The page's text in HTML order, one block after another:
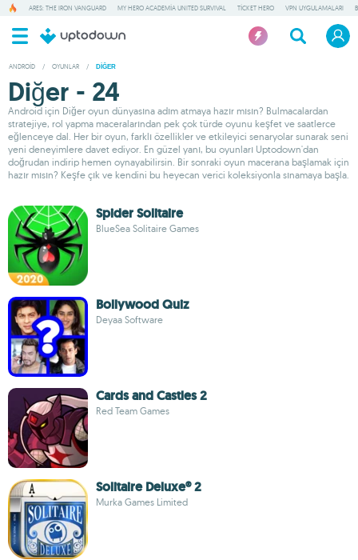
ARES: THE IRON VANGUARD MY HERO ACADEMIA UNITED SURVIVAL TICKET HERO VPN UYGULAMALARI
ANDROID / OYUNLAR / DIĞER
Diğer - 24
Android için Diğer oyun dünyasına adım atmaya hazır mısın? Bulmacalardan
stratejiye, rol yapma maceralarından pek çok türde oyunu keşfet ve saatlerce
eğlenceye dal. Her bir oyun, farklı özellikler ve etkileyici senaryolar sunarak seni
yeni deneyimlere davet ediyor. En güzel yanı, bu oyunları Uptodown'dan
doğrudan indirip hemen oynayabilirsin. Bir sonraki oyun macerana başlamak için
hazır mısın? Keşfe çık ve kendini bu heyecan verici koleksiyonla sınamaya başla.
Spider Solitaire
BlueSea Solitaire Games
Bollywood Quiz
Deyaa Software
Cards and Castles 2
Red Team Games
Solitaire Deluxe® 2
Murka Games Limited